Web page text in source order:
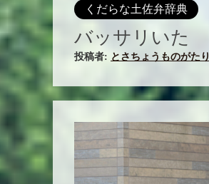
くだらな土佐弁辞典
バッサリいた
投稿者: とさちょうものがたり